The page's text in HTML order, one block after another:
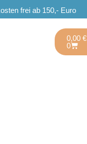
frei ab 150,- Euro
0,00€
0